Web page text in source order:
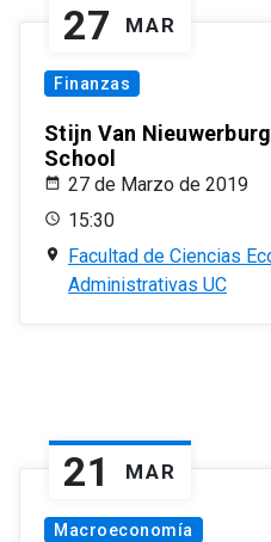
27 MAR
Finanzas
Stijn Van
School
27 de Marzo de 2019
15:30
Facultad de Ciencias
Administrativas UC
21 MAR
Macroeconomía